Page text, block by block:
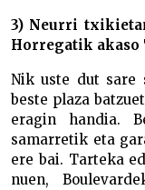
3) Neurri
Horregatik akaso
Nik uste dut sare
beste plaza
eragin handia.
samarretik eta
ere bai. Tarteka
nuen,